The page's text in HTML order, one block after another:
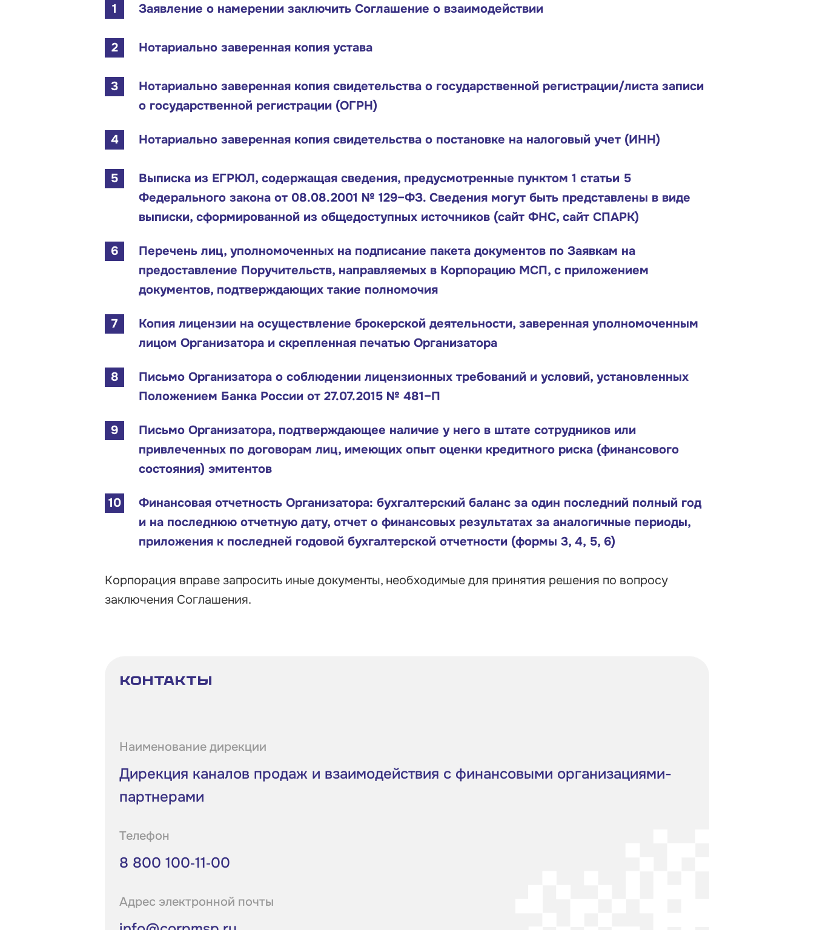
Заявление о намерении заключить Соглашение о взаимодействии
Нотариально заверенная копия устава
Нотариально заверенная копия свидетельства о государственной регистрации/листа записи
о государственной регистрации (ОГРН)
Нотариально заверенная копия свидетельства о постановке на налоговый учет (ИНН)
Выписка из ЕГРЮЛ, содержащая сведения, предусмотренные пунктом 1 статьи 5
Федерального закона от 08.08.2001 № 129–ФЗ. Сведения могут быть представлены в виде
выписки, сформированной из общедоступных источников (сайт ФНС, сайт СПАРК)
Перечень лиц, уполномоченных на подписание пакета документов по Заявкам на
предоставление Поручительств, направляемых в Корпорацию МСП, с приложением
документов, подтверждающих такие полномочия
Копия лицензии на осуществление брокерской деятельности, заверенная уполномоченным
лицом Организатора и скрепленная печатью Организатора
Письмо Организатора о соблюдении лицензионных требований и условий, установленных
Положением Банка России от 27.07.2015 № 481–П
Письмо Организатора, подтверждающее наличие у него в штате сотрудников или
привлеченных по договорам лиц, имеющих опыт оценки кредитного риска (финансового
состояния) эмитентов
Финансовая отчетность Организатора: бухгалтерский баланс за один последний полный год
и на последнюю отчетную дату, отчет о финансовых результатах за аналогичные периоды,
приложения к последней годовой бухгалтерской отчетности (формы 3, 4, 5, 6)
Корпорация вправе запросить иные документы, необходимые для принятия решения по вопросу
заключения Соглашения.
Контакты
Наименование дирекции
Дирекция каналов продаж и взаимодействия с финансовыми организациями-
партнерами
Телефон
8 800 100‑11‑00
Адрес электронной почты